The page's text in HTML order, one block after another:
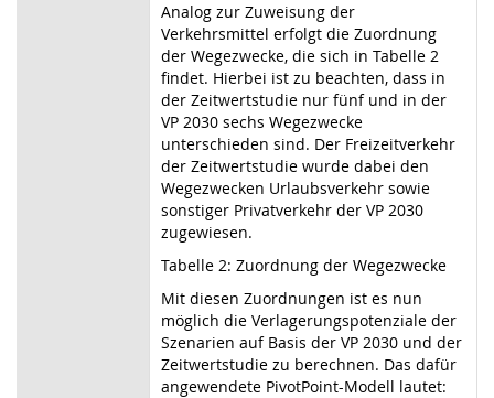
Analog zur Zuweisung der
Verkehrsmittel erfolgt die Zuordnung
der Wegezwecke, die sich in Tabelle 2
findet. Hierbei ist zu beachten, dass in
der Zeitwertstudie nur fünf und in der
VP 2030 sechs Wegezwecke
unterschieden sind. Der Freizeitverkehr
der Zeitwertstudie wurde dabei den
Wegezwecken Urlaubsverkehr sowie
sonstiger Privatverkehr der VP 2030
zugewiesen.
Tabelle 2: Zuordnung der Wegezwecke
Mit diesen Zuordnungen ist es nun
möglich die Verlagerungspotenziale der
Szenarien auf Basis der VP 2030 und der
Zeitwertstudie zu berechnen. Das dafür
angewendete PivotPoint-Modell lautet: